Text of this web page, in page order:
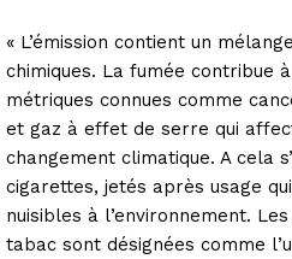
« L’émission contient un
chimiques. La fumée contribue
métriques connues comme
et gaz à effet de serre qui
changement climatique. A cela
cigarettes, jetés après usage
nuisibles à l’environnement.
tabac sont désignées comme